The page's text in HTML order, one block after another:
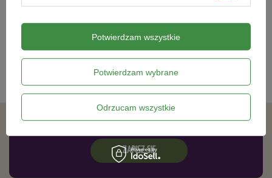
Newsletter
Zapisz się do newslettera i bądź na
bieżąco z aktualnymi promocjami
Zgadzam się na otrzymywanie wiadomości marketingowych na podany adres e-mail oraz przetwarzanie danych osobowych zgodnie z
ZAPISZ SIĘ
Potwierdzam wybrane
Odrzucam wszystkie
Potwierdzam wszystkie